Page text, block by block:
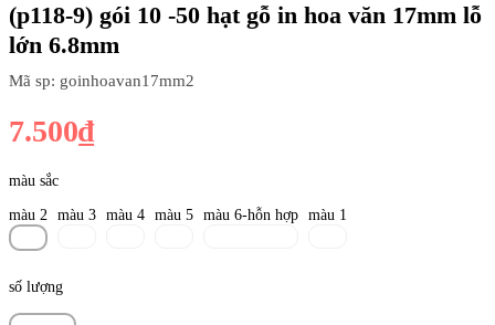
(p118-9) gói 10 -50 hạt gỗ in hoa văn 17mm lỗ
lớn 6.8mm
Mã sp: goinhoavan17mm2
7.500₫
màu sắc
màu 2 màu 3 màu 4 màu 5 màu 6-hỗn hợp màu 1
số lượng